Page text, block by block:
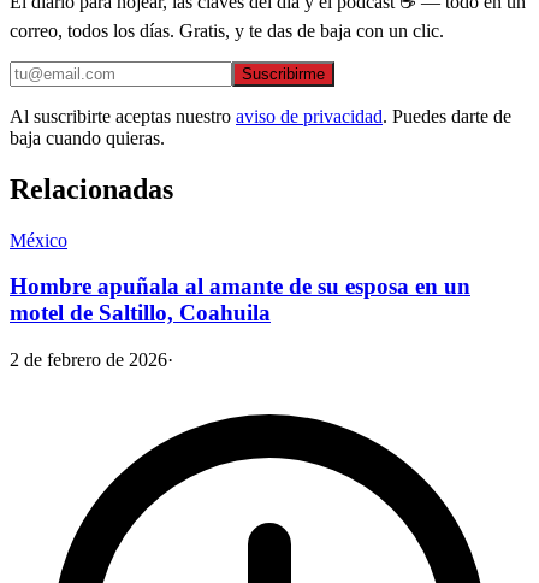
correo, todos los días. Gratis, y te das de baja con un clic.
Suscribirme
Al suscribirte aceptas nuestro aviso de privacidad. Puedes darte de
baja cuando quieras.
Relacionadas
México
Hombre apuñala al amante de su esposa en un
motel de Saltillo, Coahuila
2 de febrero de 2026·